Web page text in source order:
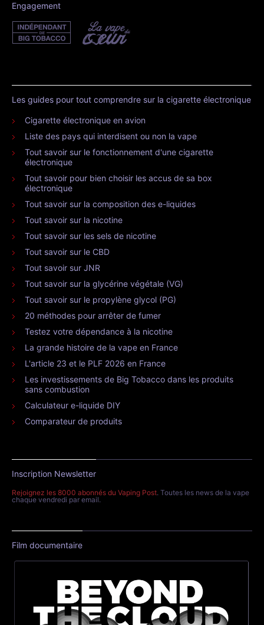
Engagement
Les guides pour tout comprendre sur la cigarette électronique
Cigarette électronique en avion
Liste des pays qui interdisent ou non la vape
Tout savoir sur le fonctionnement d'une cigarette
électronique
Tout savoir pour bien choisir les accus de sa box
électronique
Tout savoir sur la composition des e-liquides
Tout savoir sur la nicotine
Tout savoir sur les sels de nicotine
Tout savoir sur le CBD
Tout savoir sur JNR
Tout savoir sur la glycérine végétale (VG)
Tout savoir sur le propylène glycol (PG)
20 méthodes pour arrêter de fumer
Testez votre dépendance à la nicotine
La grande histoire de la vape en France
L'article 23 et le PLF 2026 en France
Les investissements de Big Tobacco dans les produits
sans combustion
Calculateur e-liquide DIY
Comparateur de produits
Inscription Newsletter
Rejoignez les 8000 abonnés du Vaping Post. Toutes les news de la vape
chaque vendredi par email.
Film documentaire